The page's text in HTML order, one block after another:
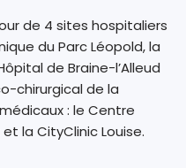
de 4 sites hospitaliers
du Parc Léopold, la
de Braine-l’Alleud
chirurgical de la
: le Centre
la CityClinic Louise.